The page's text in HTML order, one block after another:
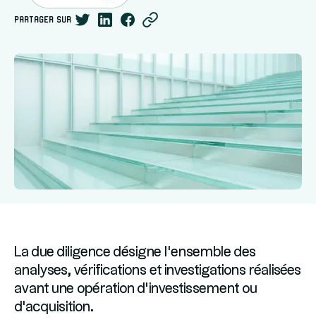
partager sur
La due diligence désigne l'ensemble des
analyses, vérifications et investigations réalisées
avant une opération d'investissement ou
d'acquisition.